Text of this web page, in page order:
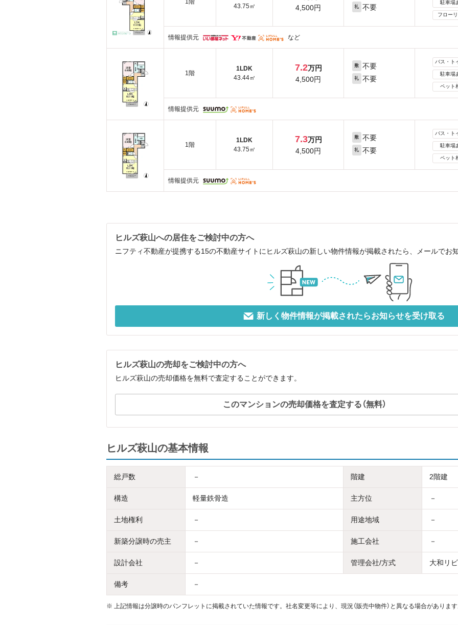
1階
43.75㎡
4,500円
礼 不要
駐車場
フロー
情報提供元 など
1階
1LDK
43.44㎡
7.2万円
4,500円
敷 不要
礼 不要
バス・ト
駐車場
ペット
情報提供元
1階
1LDK
43.75㎡
7.3万円
4,500円
敷 不要
礼 不要
バス・ト
駐車場
ペット
情報提供元
ヒルズ萩山への居住をご検討中の方へ
ニフティ不動産が提携する15の不動産サイトにヒルズ萩山の新しい物件情報が掲載されたら、メールでお
新しく物件情報が掲載されたらお知らせを受け取る
ヒルズ萩山の売却をご検討中の方へ
ヒルズ萩山の売却価格を無料で査定することができます。
このマンションの売却価格を査定する（無料）
ヒルズ萩山の基本情報
総戸数 － 階建 2階建
構造 軽量鉄骨造 主方位 －
土地権利 － 用途地域 －
新築分譲時の売主 － 施工会社 －
設計会社 － 管理会社/方式 大和リ
備考 －
※ 上記情報は分譲時のパンフレットに掲載されていた情報です。社名変更等により、現況（販売中物件）と異なる場合があります